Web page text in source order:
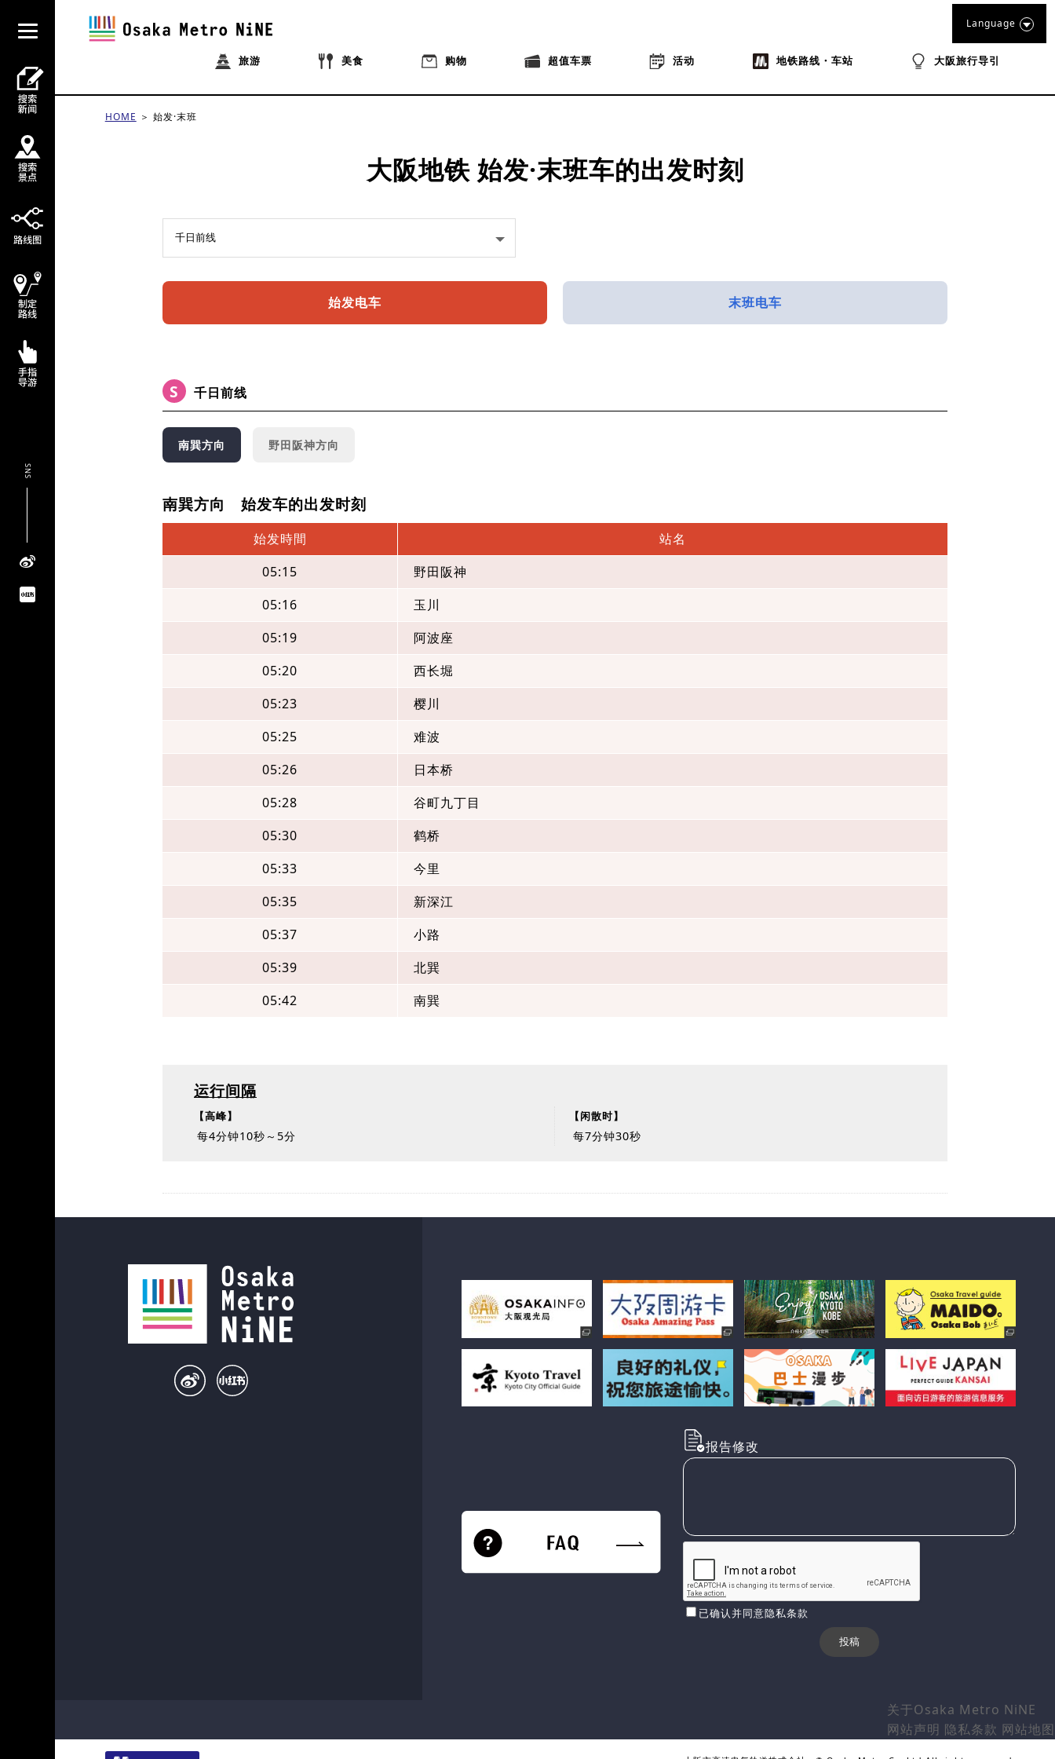
旅游 美食 购物 超值车票 活动 地铁路线・车站 大阪旅行导引
Language
SNS
HOME 始发·末班
大阪地铁 始发·末班车的出发时刻
始发电车 末班电车
S 千日前线
南巽方向 野田阪神方向
南巽方向 始发车的出发时刻
始发時間
站名
05:15
野田阪神
05:16
玉川
05:19
阿波座
05:20
西长堀
05:23
樱川
05:25
难波
05:26
日本桥
05:28
谷町九丁目
05:30
鹤桥
05:33
今里
05:35
新深江
05:37
小路
05:39
北巽
05:42
南巽
运行间隔
【高峰】
每4分钟10秒～5分
【闲散时】
每7分钟30秒
报告修改
已确认并同意隐私条款
关于Osaka Metro NiNE
网站声明 隐私条款 网站地图